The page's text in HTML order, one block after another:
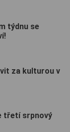
týdnu se
za kulturou v
třetí srpnový